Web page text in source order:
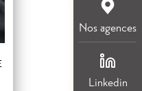
Nos agences
Linkedin